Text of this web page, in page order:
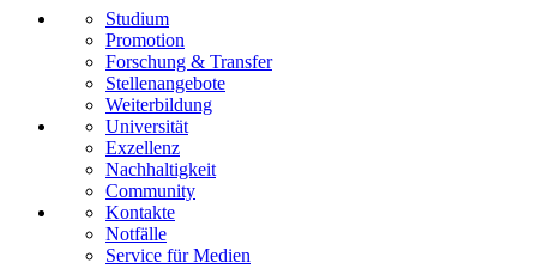
Studium
Promotion
Forschung & Transfer
Stellenangebote
Weiterbildung
Universität
Exzellenz
Nachhaltigkeit
Community
Kontakte
Notfälle
Service für Medien